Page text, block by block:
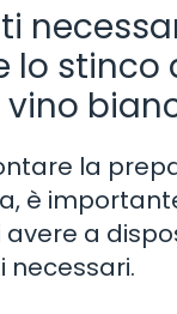
lo stinco
la
è
a
necessari.